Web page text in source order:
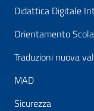
Didattica Digitale
Orientamento
Traduzioni nuova
MAD
Sicurezza